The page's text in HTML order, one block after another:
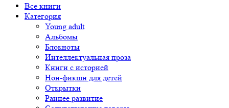
Все книги
Категория
Young adult
Альбомы
Блокноты
Интеллектуальная проза
Книги с историей
Нон-фикшн для детей
Открытки
Раннее развитие